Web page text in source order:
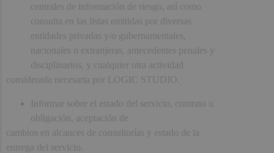
centrales de información de riesgo, así como
consulta en las listas emitidas por diversas
entidades privadas y/o gubernamentales,
nacionales o extranjeras, antecedentes penales y
disciplinarios, y cualquier otra actividad
considerada necesaria por LOGIC STUDIO.
Informar sobre el estado del servicio, contrato u
obligación, aceptación de
cambios en alcances de consultorías y estado de la
entrega del servicio.